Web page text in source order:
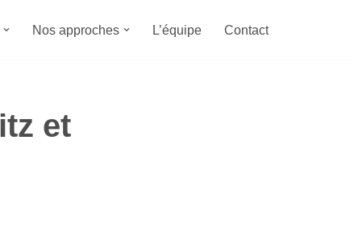
Nos approches L’équipe Contact
et